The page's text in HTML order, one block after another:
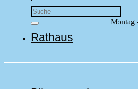
Rathaus
Montag